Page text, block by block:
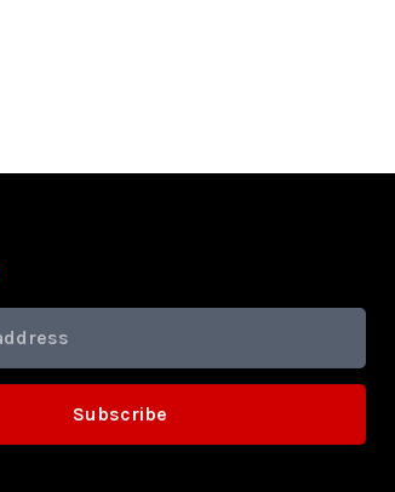
Subscribe